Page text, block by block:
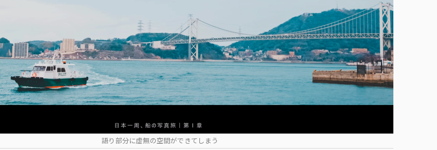
語り部分に虚無の空間ができてしまう